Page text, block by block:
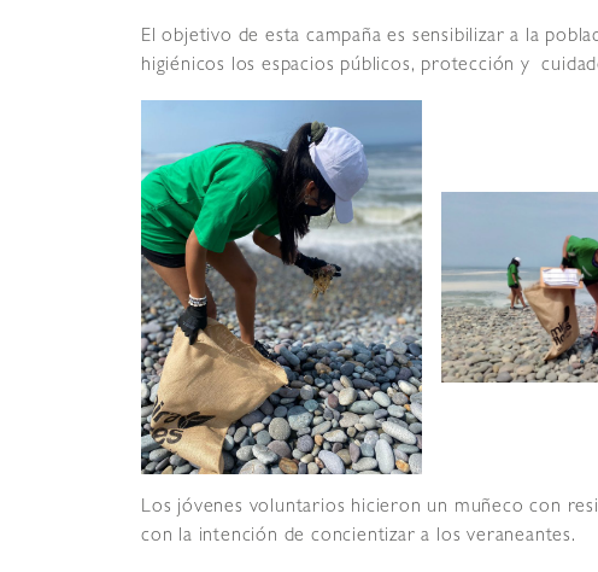
El objetivo de esta campaña es sensibilizar a la
higiénicos los espacios públicos, protección y
Los jóvenes voluntarios hicieron un muñeco con
con la intención de concientizar a los veraneantes.